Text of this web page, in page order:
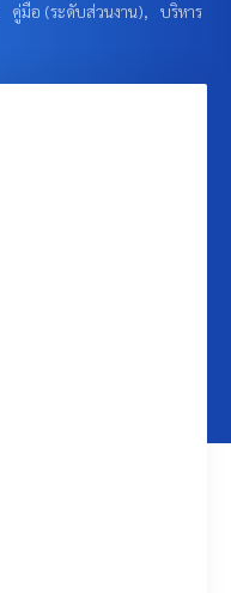
คู่มือ (ระดับส่วนงาน),
บริหาร